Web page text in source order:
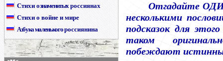
Стихио знаменитыхроссиянах
Стихи о войне и мире
Азбука маленькогороссиянина
Отгадайте
несколькими
подсказок для
таком
побеждают